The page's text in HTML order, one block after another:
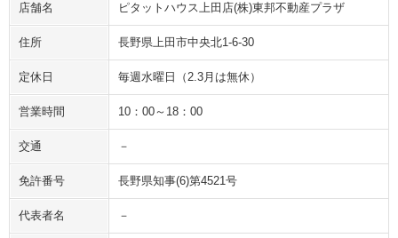
店舗名 ピタットハウス上田店(株)東邦不動産プラザ
住所 長野県上田市中央北1-6-30
定休日 毎週水曜日（2.3月は無休）
営業時間 10：00～18：00
交通 －
免許番号 長野県知事(6)第4521号
代表者名 －